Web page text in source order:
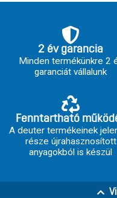
2 év garancia
Minden termékünkre 2
garanciát vállalunk
Fenntartható
A deuter termékeinek
része újrahasznosított
anyagokból is készül